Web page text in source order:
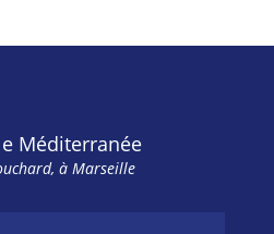
Méditerranée
à Marseille